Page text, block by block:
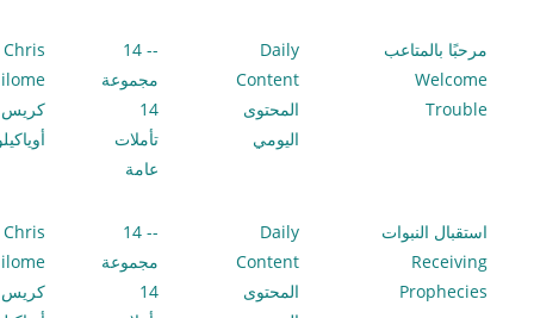
مرحبًا بالمتاعب
Welcome
Trouble
Daily
Content
المحتوى
اليومي
-- 14
مجموعة
14
تأملات
عامة
Chris
كريس
استقبال النبوات
Receiving
Prophecies
Daily
Content
المحتوى
-- 14
مجموعة
14
Chris
كريس